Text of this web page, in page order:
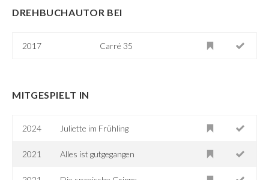
DREHBUCHAUTOR BEI
2017 Carré 35
MITGESPIELT IN
2024 Juliette im Frühling
2021 Alles ist gutgegangen